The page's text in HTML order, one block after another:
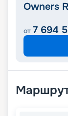
Owners
от 7 694